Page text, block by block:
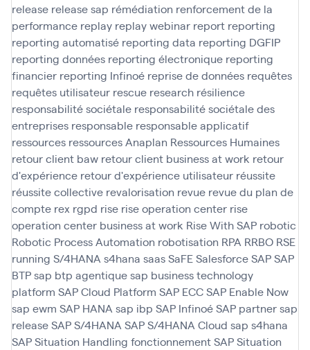
release release sap rémédiation renforcement de la
performance replay replay webinar report reporting
reporting automatisé reporting data reporting DGFIP
reporting données reporting électronique reporting
financier reporting Infinoé reprise de données requêtes
requêtes utilisateur rescue research résilience
responsabilité sociétale responsabilité sociétale des
entreprises responsable responsable applicatif
ressources ressources Anaplan Ressources Humaines
retour client baw retour client business at work retour
d'expérience retour d'expérience utilisateur réussite
réussite collective revalorisation revue revue du plan de
compte rex rgpd rise rise operation center rise
operation center business at work Rise With SAP robotic
Robotic Process Automation robotisation RPA RRBO RSE
running S/4HANA s4hana saasSaFESalesforceSAPSAP
BTPsap btp agentiquesap business technology
platform SAP Cloud Platform SAP ECCSAP Enable Now
sap ewm SAP HANA sap ibp SAP InfinoéSAP partnersap
releaseSAP S/4HANA SAP S/4HANA Cloud sap s4hana
SAP Situation Handling fonctionnementSAP Situation